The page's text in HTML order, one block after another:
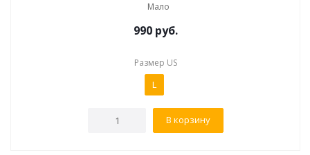
Мало
990 руб.
Размер US
L
В корзину